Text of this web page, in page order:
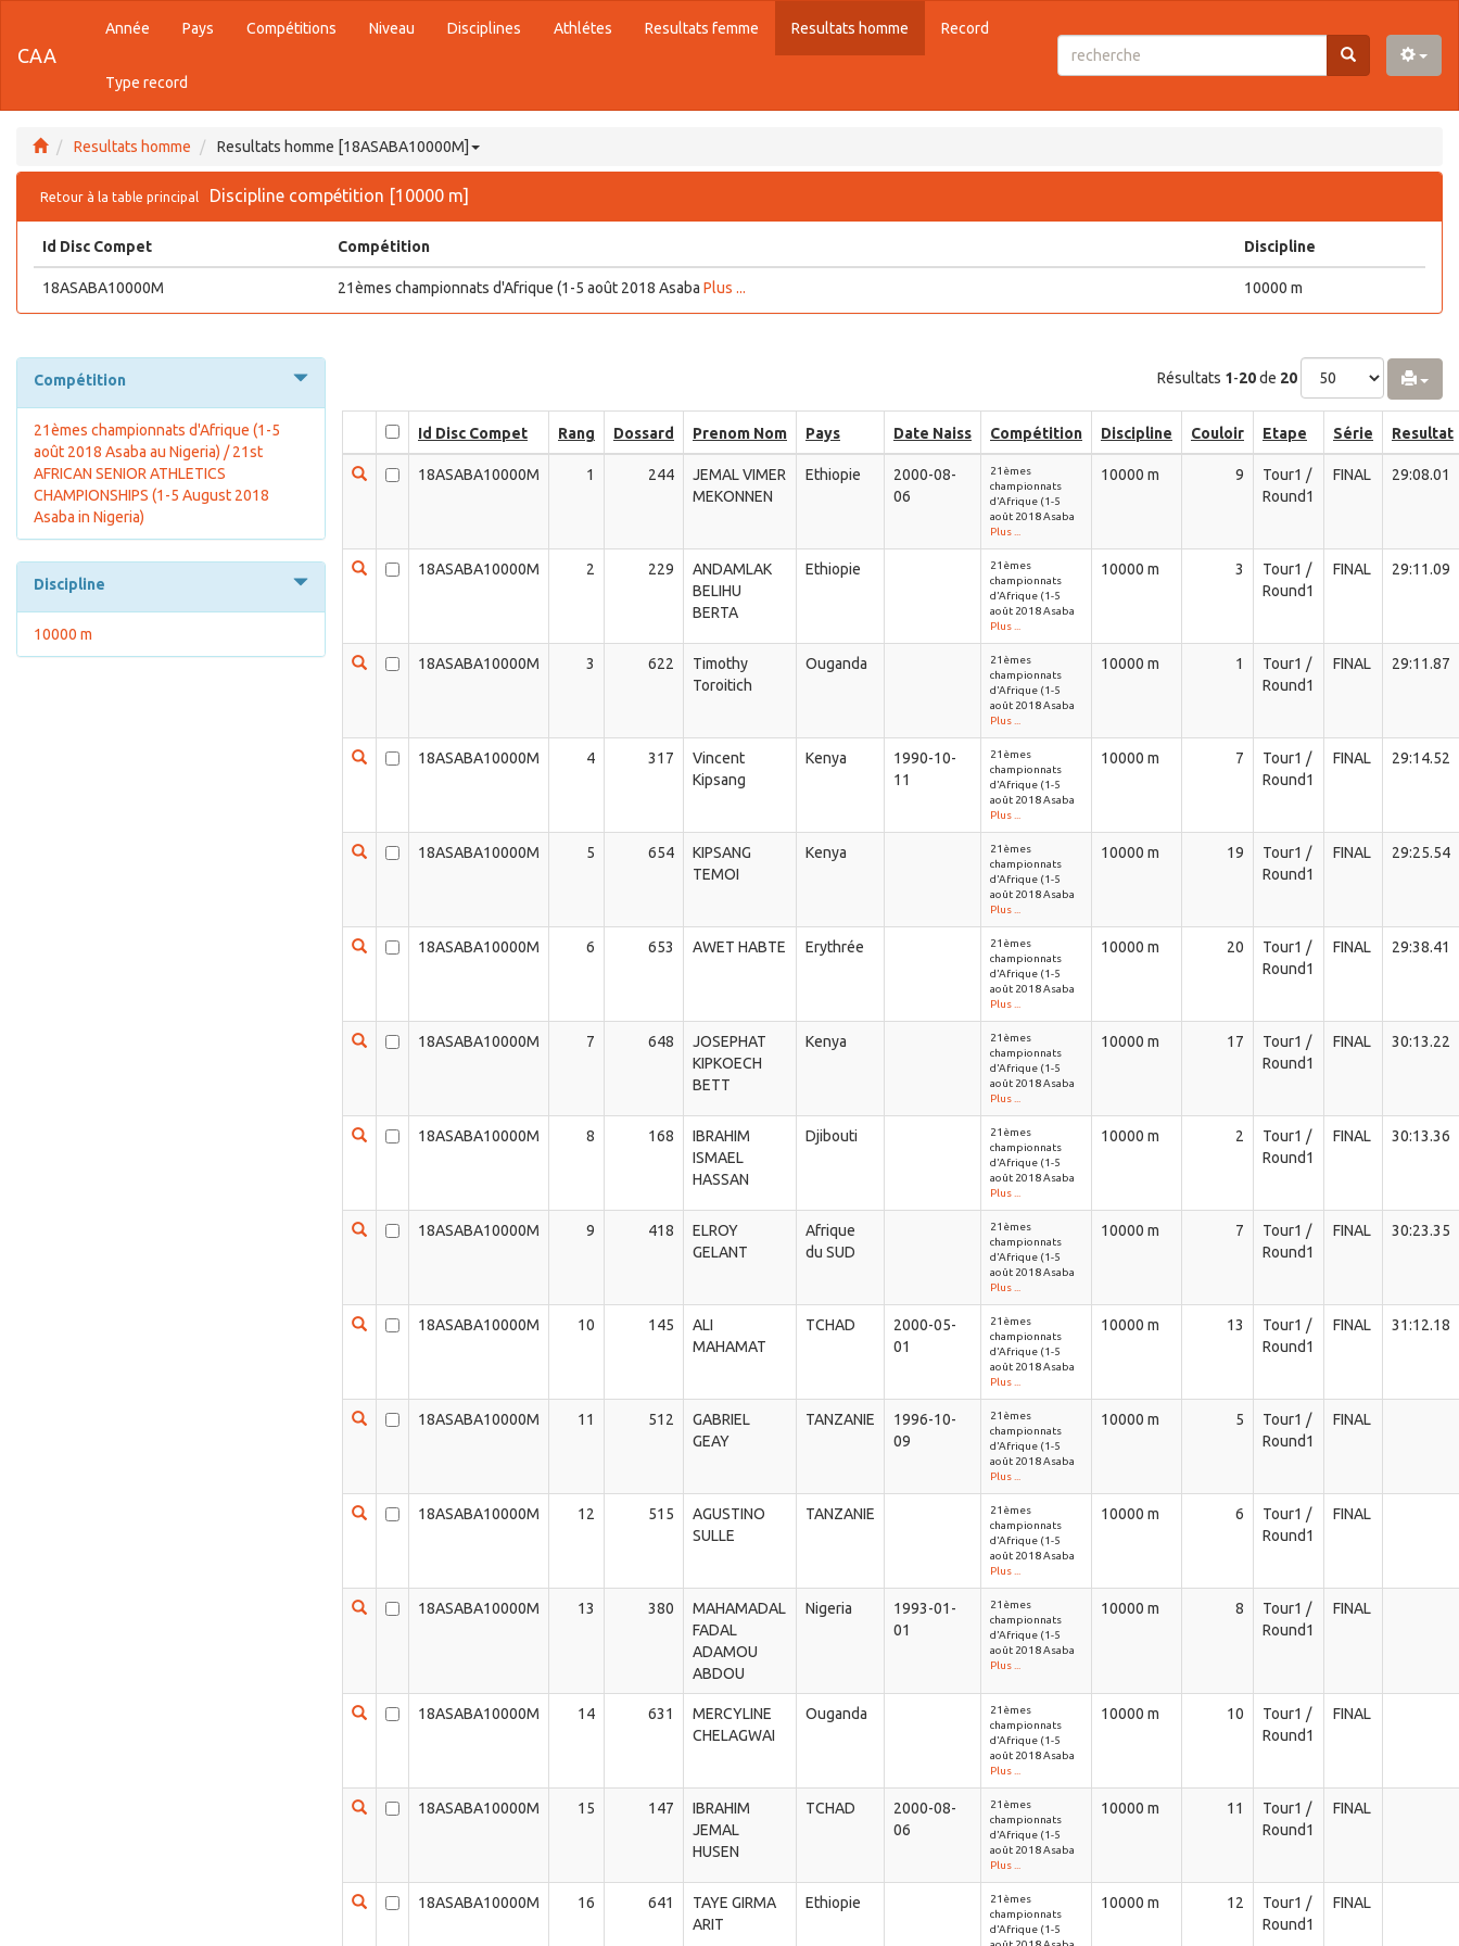
CAA
Année Pays Compétitions Niveau Disciplines Athlétes Resultats femme Resultats homme Record
Type record
Resultats homme Resultats homme [18ASABA10000M]
Retour à la table principal Discipline compétition [10000 m]
Id Disc Compet Compétition Discipline
18ASABA10000M 21èmes championnats d'Afrique (1-5 août 2018 Asaba Plus ... 10000 m
Compétition
21èmes championnats d'Afrique (1-5
août 2018 Asaba au Nigeria) / 21st
AFRICAN SENIOR ATHLETICS
CHAMPIONSHIPS (1-5 August 2018
Asaba in Nigeria)
Discipline
10000 m
Résultats 1-20de 20
Id Disc Compet Rang Dossard Prenom Nom Pays Date Naiss Compétition Discipline Couloir Etape Série Resultat
18ASABA10000M 1 244
JEMAL VIMER
MEKONNEN
Ethiopie
2000-08-
06
21èmes
championnats
d'Afrique (1-5
août 2018 Asaba
Plus ...
10000 m 9
Tour1 /
Round1
FINAL 29:08.01
18ASABA10000M 2 229
ANDAMLAK
BELIHU
BERTA
Ethiopie
21èmes
championnats
d'Afrique (1-5
août 2018 Asaba
Plus ...
10000 m 3
Tour1 /
Round1
FINAL 29:11.09
18ASABA10000M 3 622
Timothy
Toroitich
Ouganda
21èmes
championnats
d'Afrique (1-5
août 2018 Asaba
Plus ...
10000 m 1
Tour1 /
Round1
FINAL 29:11.87
18ASABA10000M 4 317
Vincent
Kipsang
Kenya
1990-10-
11
21èmes
championnats
d'Afrique (1-5
août 2018 Asaba
Plus ...
10000 m 7
Tour1 /
Round1
FINAL 29:14.52
18ASABA10000M 5 654
KIPSANG
TEMOI
Kenya
21èmes
championnats
d'Afrique (1-5
août 2018 Asaba
Plus ...
10000 m 19
Tour1 /
Round1
FINAL 29:25.54
18ASABA10000M 6 653 AWET HABTE Erythrée
21èmes
championnats
d'Afrique (1-5
août 2018 Asaba
Plus ...
10000 m 20
Tour1 /
Round1
FINAL 29:38.41
18ASABA10000M 7 648
JOSEPHAT
KIPKOECH
BETT
Kenya
21èmes
championnats
d'Afrique (1-5
août 2018 Asaba
Plus ...
10000 m 17
Tour1 /
Round1
FINAL 30:13.22
18ASABA10000M 8 168
IBRAHIM
ISMAEL
HASSAN
Djibouti
21èmes
championnats
d'Afrique (1-5
août 2018 Asaba
Plus ...
10000 m 2
Tour1 /
Round1
FINAL 30:13.36
18ASABA10000M 9 418
ELROY
GELANT
Afrique
du SUD
21èmes
championnats
d'Afrique (1-5
août 2018 Asaba
Plus ...
10000 m 7
Tour1 /
Round1
FINAL 30:23.35
18ASABA10000M 10 145
ALI
MAHAMAT
TCHAD
2000-05-
01
21èmes
championnats
d'Afrique (1-5
août 2018 Asaba
Plus ...
10000 m 13
Tour1 /
Round1
FINAL 31:12.18
18ASABA10000M 11 512
GABRIEL
GEAY
TANZANIE
1996-10-
09
21èmes
championnats
d'Afrique (1-5
août 2018 Asaba
Plus ...
10000 m 5
Tour1 /
Round1
FINAL
18ASABA10000M 12 515
AGUSTINO
SULLE
TANZANIE
21èmes
championnats
d'Afrique (1-5
août 2018 Asaba
Plus ...
10000 m 6
Tour1 /
Round1
FINAL
18ASABA10000M 13 380
MAHAMADAL
FADAL
ADAMOU
ABDOU
Nigeria
1993-01-
01
21èmes
championnats
d'Afrique (1-5
août 2018 Asaba
Plus ...
10000 m 8
Tour1 /
Round1
FINAL
18ASABA10000M 14 631
MERCYLINE
CHELAGWAI
Ouganda
21èmes
championnats
d'Afrique (1-5
août 2018 Asaba
Plus ...
10000 m 10
Tour1 /
Round1
FINAL
18ASABA10000M 15 147
IBRAHIM
JEMAL
HUSEN
TCHAD
2000-08-
06
21èmes
championnats
d'Afrique (1-5
août 2018 Asaba
Plus ...
10000 m 11
Tour1 /
Round1
FINAL
18ASABA10000M 16 641
TAYE GIRMA
ARIT
Ethiopie
21èmes
championnats
d'Afrique (1-5
10000 m 12
Tour1 /
Round1
FINAL